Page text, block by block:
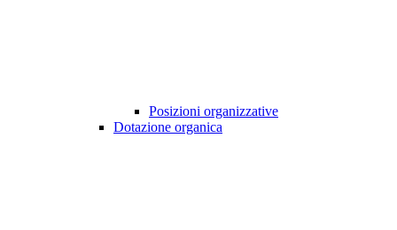
Posizioni organizzative
Dotazione organica